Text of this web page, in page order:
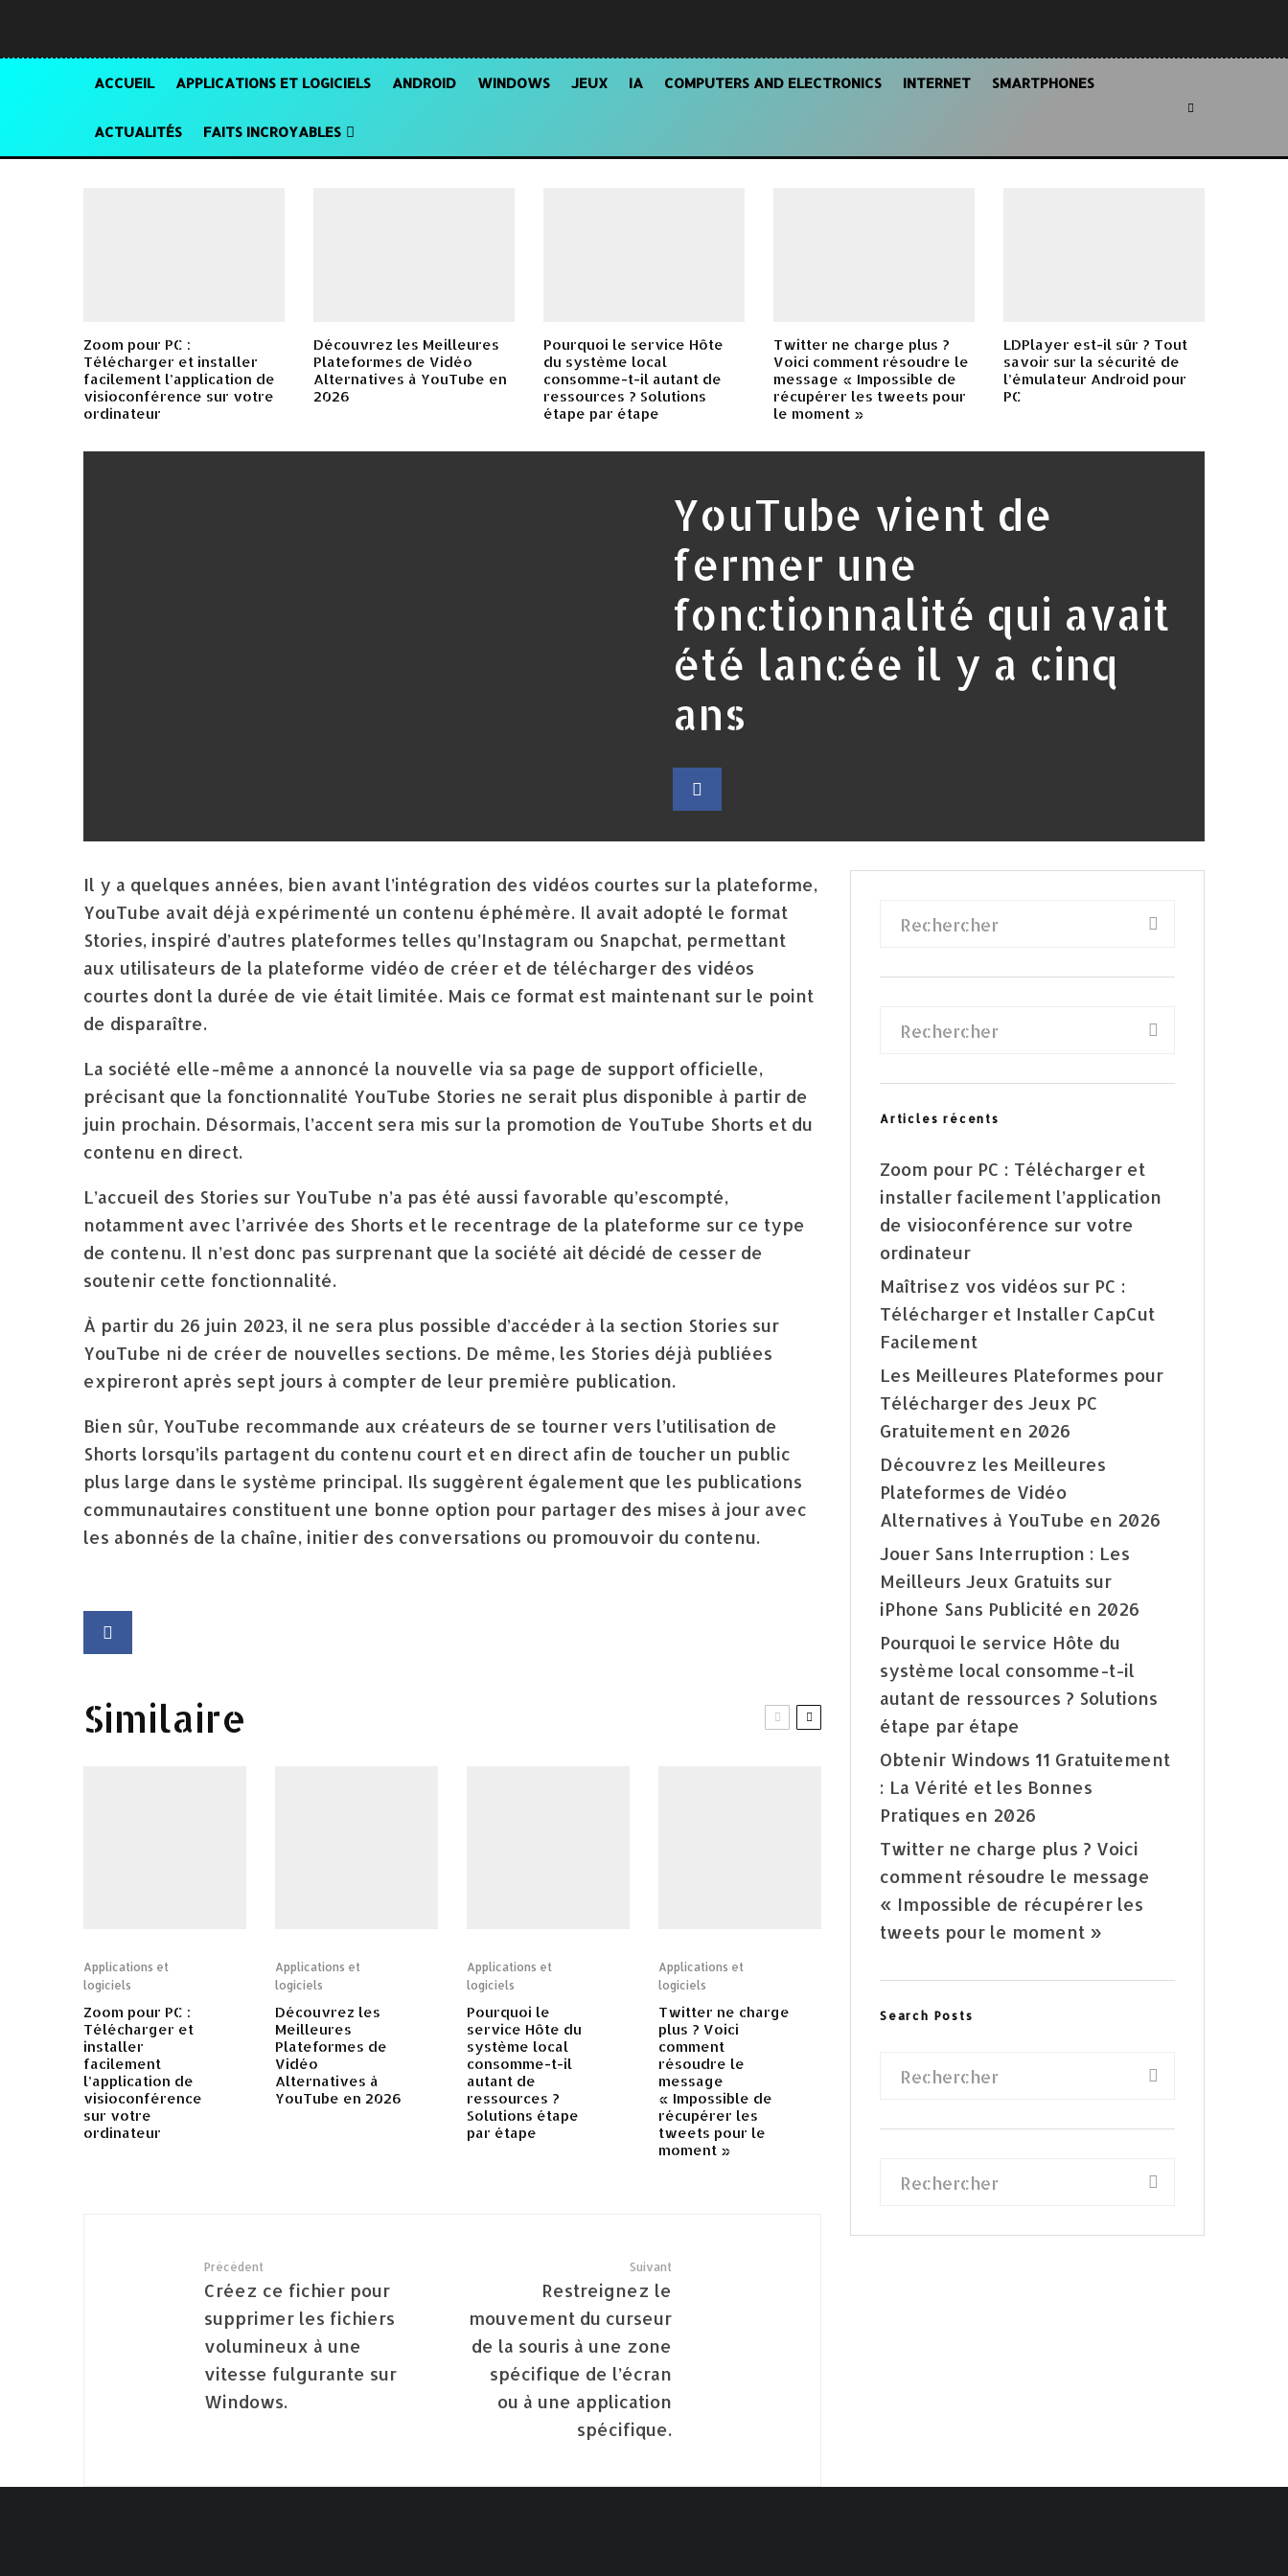
ACCUEIL APPLICATIONS ET LOGICIELS ANDROID WINDOWS JEUX IA COMPUTERS AND ELECTRONICS INTERNET SMARTPHONES
ACTUALITÉS FAITS INCROYABLES
Zoom pour PC :
Télécharger et installer
facilement l’application de
visioconférence sur votre
ordinateur
Découvrez les Meilleures
Plateformes de Vidéo
Alternatives à YouTube en
2026
Pourquoi le service Hôte
du système local
consomme-t-il autant de
ressources ? Solutions
étape par étape
Twitter ne charge plus ?
Voici comment résoudre le
message « Impossible de
récupérer les tweets pour
le moment »
LDPlayer est-il sûr ? Tout
savoir sur la sécurité de
l’émulateur Android pour
PC
YouTube vient de
fermer une
fonctionnalité qui avait
été lancée il y a cinq
ans
Il y a quelques années, bien avant l’intégration des vidéos courtes sur la plateforme,
YouTube avait déjà expérimenté un contenu éphémère. Il avait adopté le format
Stories, inspiré d’autres plateformes telles qu’Instagram ou Snapchat, permettant
aux utilisateurs de la plateforme vidéo de créer et de télécharger des vidéos
courtes dont la durée de vie était limitée. Mais ce format est maintenant sur le point
de disparaître.
La société elle-même a annoncé la nouvelle via sa page de support officielle,
précisant que la fonctionnalité YouTube Stories ne serait plus disponible à partir de
juin prochain. Désormais, l’accent sera mis sur la promotion de YouTube Shorts et du
contenu en direct.
L’accueil des Stories sur YouTube n’a pas été aussi favorable qu’escompté,
notamment avec l’arrivée des Shorts et le recentrage de la plateforme sur ce type
de contenu. Il n’est donc pas surprenant que la société ait décidé de cesser de
soutenir cette fonctionnalité.
À partir du 26 juin 2023, il ne sera plus possible d’accéder à la section Stories sur
YouTube ni de créer de nouvelles sections. De même, les Stories déjà publiées
expireront après sept jours à compter de leur première publication.
Bien sûr, YouTube recommande aux créateurs de se tourner vers l’utilisation de
Shorts lorsqu’ils partagent du contenu court et en direct afin de toucher un public
plus large dans le système principal. Ils suggèrent également que les publications
communautaires constituent une bonne option pour partager des mises à jour avec
les abonnés de la chaîne, initier des conversations ou promouvoir du contenu.
Similaire
Applications et
logiciels
Zoom pour PC :
Télécharger et
installer
facilement
l’application de
visioconférence
sur votre
ordinateur
Applications et
logiciels
Découvrez les
Meilleures
Plateformes de
Vidéo
Alternatives à
YouTube en 2026
Applications et
logiciels
Pourquoi le
service Hôte du
système local
consomme-t-il
autant de
ressources ?
Solutions étape
par étape
Applications et
logiciels
Twitter ne charge
plus ? Voici
comment
résoudre le
message
« Impossible de
récupérer les
tweets pour le
moment »
Précédent
Créez ce fichier pour
supprimer les fichiers
volumineux à une
vitesse fulgurante sur
Windows.
Suivant
Restreignez le
mouvement du curseur
de la souris à une zone
spécifique de l’écran
ou à une application
spécifique.
Articles récents
Zoom pour PC : Télécharger et
installer facilement l’application
de visioconférence sur votre
ordinateur
Maîtrisez vos vidéos sur PC :
Télécharger et Installer CapCut
Facilement
Les Meilleures Plateformes pour
Télécharger des Jeux PC
Gratuitement en 2026
Découvrez les Meilleures
Plateformes de Vidéo
Alternatives à YouTube en 2026
Jouer Sans Interruption : Les
Meilleurs Jeux Gratuits sur
iPhone Sans Publicité en 2026
Pourquoi le service Hôte du
système local consomme-t-il
autant de ressources ? Solutions
étape par étape
Obtenir Windows 11 Gratuitement
: La Vérité et les Bonnes
Pratiques en 2026
Twitter ne charge plus ? Voici
comment résoudre le message
« Impossible de récupérer les
tweets pour le moment »
Search Posts